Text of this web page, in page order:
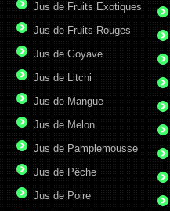
Jus de Fruits Exotiques
Jus de Fruits Rouges
Jus de Goyave
Jus de Litchi
Jus de Mangue
Jus de Melon
Jus de Pamplemousse
Jus de Pêche
Jus de Poire